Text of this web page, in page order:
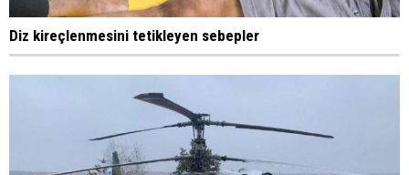
Diz kireçlenmesini tetikleyen sebepler